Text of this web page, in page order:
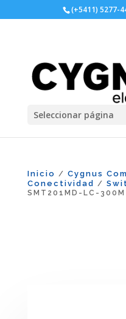
(+5411) 5277-
Seleccionar página
Inicio / Cygnus
Conectividad /
SMT201MD-LC-300M